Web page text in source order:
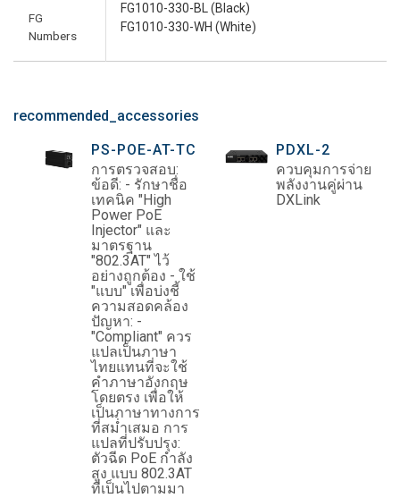
FG
Numbers
FG1010-330-BL (Black)
FG1010-330-WH (White)
recommended_accessories
PS-POE-AT-TC
การตรวจสอบ:
ข้อดี: - รักษาชื่อ
เทคนิค "High
Power PoE
Injector" และ
มาตรฐาน
"802.3AT" ไว้
อย่างถูกต้อง - ใช้
"แบบ" เพื่อบ่งชี้
ความสอดคล้อง
ปัญหา: -
"Compliant" ควร
แปลเป็นภาษา
ไทยแทนที่จะใช้
คำภาษาอังกฤษ
โดยตรง เพื่อให้
เป็นภาษาทางการ
ที่สม่ำเสมอ การ
แปลที่ปรับปรุง:
ตัวฉีด PoE กำลัง
สูง แบบ 802.3AT
ที่เป็นไปตามมา
PDXL-2
ควบคุมการจ่าย
พลังงานคู่ผ่าน
DXLink